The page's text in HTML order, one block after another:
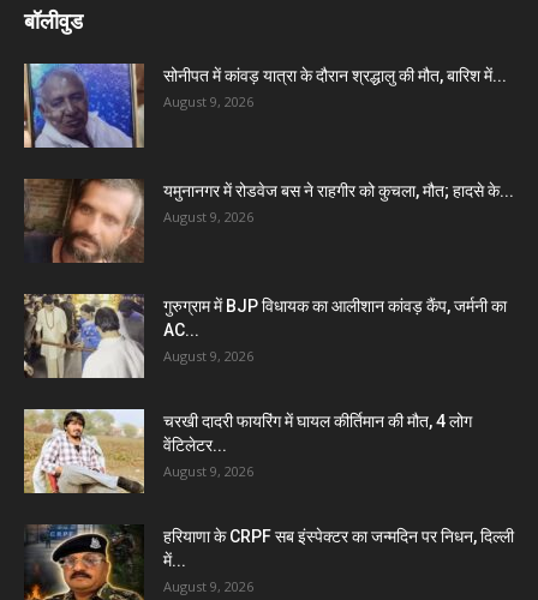
बॉलीवुड
सोनीपत में कांवड़ यात्रा के दौरान श्रद्धालु की मौत, बारिश में...
August 9, 2026
यमुनानगर में रोडवेज बस ने राहगीर को कुचला, मौत; हादसे के...
August 9, 2026
गुरुग्राम में BJP विधायक का आलीशान कांवड़ कैंप, जर्मनी का
AC...
August 9, 2026
चरखी दादरी फायरिंग में घायल कीर्तिमान की मौत, 4 लोग
वेंटिलेटर...
August 9, 2026
हरियाणा के CRPF सब इंस्पेक्टर का जन्मदिन पर निधन, दिल्ली
में...
August 9, 2026